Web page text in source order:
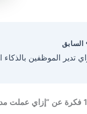
السابق
1 فكرة عن “إزاي عملت مدير مخازن بالذكاء الاصطناعي يراقب المخزون”